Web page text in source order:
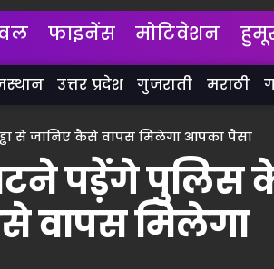
फाइनेंस मोटिवेशन
उत्तर प्रदेश गुजराती मराठी
से जानिए कैसे वापस मिलेगा आपका पैसा
पड़ेंगे पुलिस
वापस मिलेगा